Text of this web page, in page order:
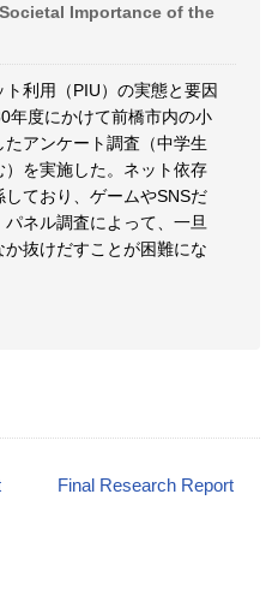
Importance of the
利用（PIU）の実態と要因
年度にかけて前橋市内の小
アンケート調査（中学生
を実施した。ネット依存
ており、ゲームやSNSだ
ネル調査によって、一旦
抜けだすことが困難にな
Final Research Report